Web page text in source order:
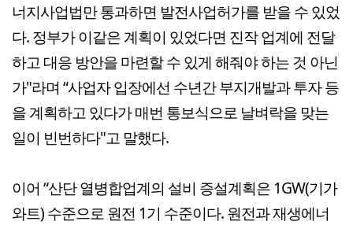
너지사업법만 통과하면 발전사업허가를 받을 수 있었
다. 정부가 이같은 계획이 있었다면 진작 업계에 전달
하고 대응 방안을 마련할 수 있게 해줘야 하는 것 아닌
가"라며 “사업자 입장에선 수년간 부지개발과 투자 등
을 계획하고 있다가 매번 통보식으로 날벼락을 맞는
일이 빈번하다"고 말했다.
이어 “산단 열병합업계의 설비 증설계획은 1GW(기가
와트) 수준으로 원전 1기 수준이다. 원전과 재생에너